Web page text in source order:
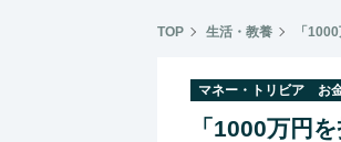
TOP 生活・教養 「
マネー・トリビア お
「1000万円